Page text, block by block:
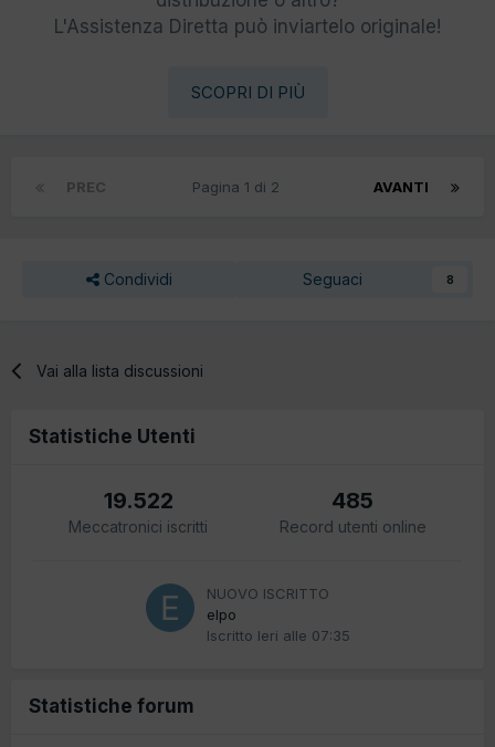
L'Assistenza Diretta può inviartelo originale!
SCOPRI DI PIÙ
PREC AVANTI
Pagina 1 di 2
Condividi Seguaci 8
Vai alla lista discussioni
Statistiche Utenti
19.522
Meccatronici iscritti
485
Record utenti online
NUOVO ISCRITTO
elpo
Iscritto Ieri alle 07:35
Statistiche forum